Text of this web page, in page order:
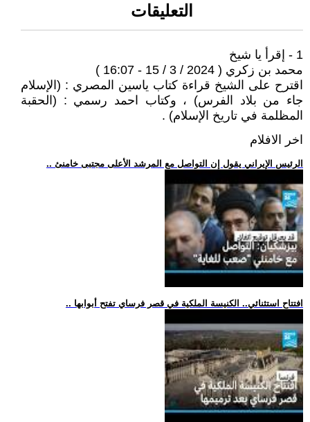
التعليقات
1 - إقرأ يا شيخ
محمد بن زكري ( 2024 / 3 / 15 - 16:07 )
اقترح على الشيخ قراءة كتاب ياسين المصري : (الإسلام
جاء من بلاد الفرس) ، وكتاب احمد رسمي : (الحقبة
المظلمة في تاريخ الإسلام) .
اخر الافلام
.. الرئيس الإيراني يقول إن التواصل مع المرشد الأعلى مجتبى خامنئ
.. افتتاح استثنائي.. الكنيسة الملكية في قصر فرساي تفتح أبوابها